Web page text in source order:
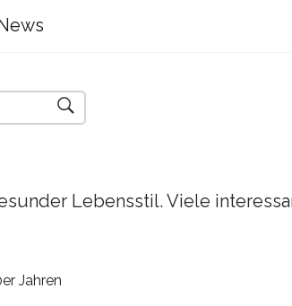
Lebensstil. Viele
Jahren